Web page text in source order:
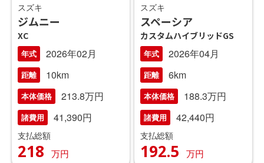
スズキ
ジムニー
XC
年式 2026年02月
距離 10km
本体価格 213.8万円
諸費用 41,390円
支払総額
218 万円
スズキ
スペーシア
カスタムハイブリッドGS
年式 2026年04月
距離 6km
本体価格 188.3万円
諸費用 42,440円
支払総額
192.5 万円